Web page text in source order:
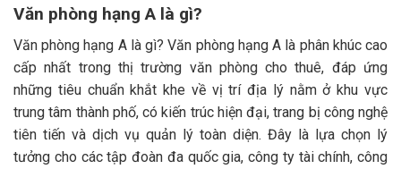
Văn phòng hạng A là gì?
Văn phòng hạng A là gì? Văn phòng hạng A là phân khúc cao
cấp nhất trong thị trường văn phòng cho thuê, đáp ứng
những tiêu chuẩn khắt khe về vị trí địa lý nằm ở khu vực
trung tâm thành phố, có kiến trúc hiện đại, trang bị công nghệ
tiên tiến và dịch vụ quản lý toàn diện. Đây là lựa chọn lý
tưởng cho các tập đoàn đa quốc gia, công ty tài chính, công